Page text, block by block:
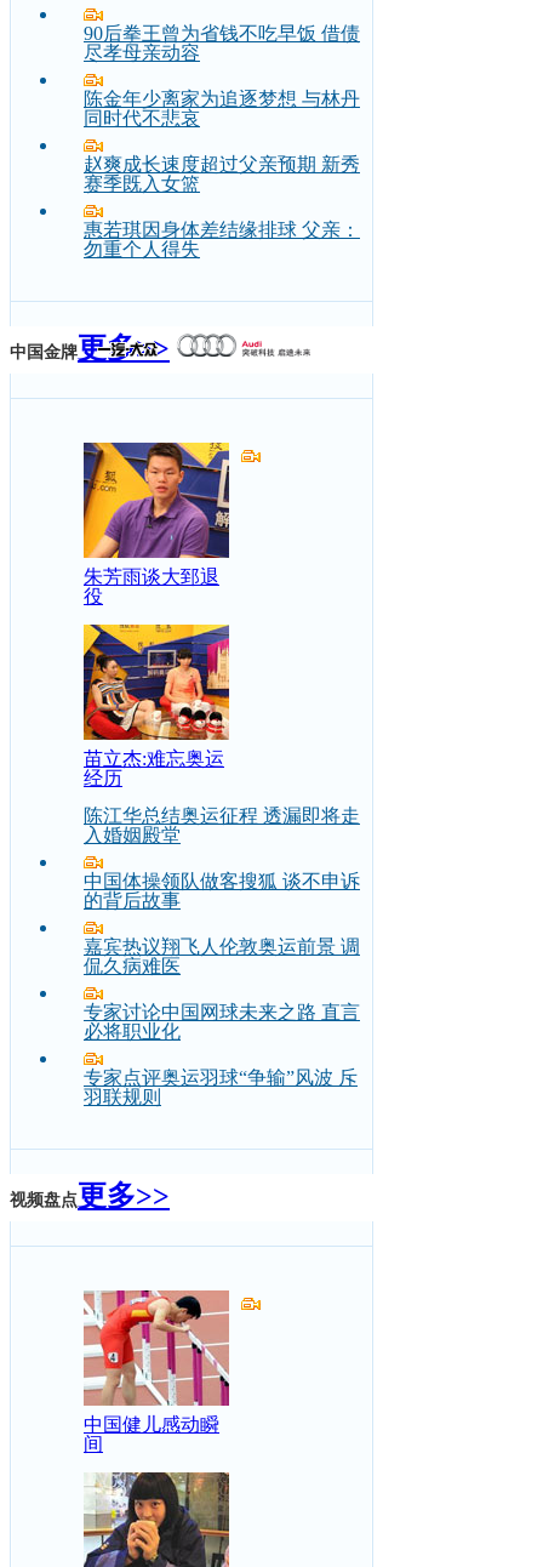
90后拳王曾为省钱不吃早饭 借债
尽孝母亲动容
陈金年少离家为追逐梦想 与林丹
同时代不悲哀
赵爽成长速度超过父亲预期 新秀
赛季既入女篮
惠若琪因身体差结缘排球 父亲：
勿重个人得失
中国金牌更多>>
朱芳雨谈大郅退
役
苗立杰:难忘奥运
经历
陈江华总结奥运征程 透漏即将走
入婚姻殿堂
中国体操领队做客搜狐 谈不申诉
的背后故事
嘉宾热议翔飞人伦敦奥运前景 调
侃久病难医
专家讨论中国网球未来之路 直言
必将职业化
专家点评奥运羽球“争输”风波 斥
羽联规则
视频盘点更多>>
中国健儿感动瞬
间